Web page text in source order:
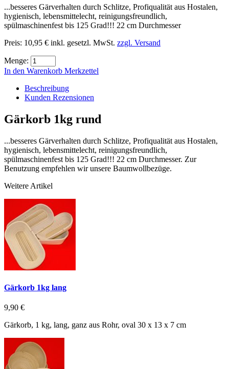
...besseres Gärverhalten durch Schlitze, Profiqualität aus Hostalen,
hygienisch, lebensmittelecht, reinigungsfreundlich,
spülmaschinenfest bis 125 Grad!!! 22 cm Durchmesser
Preis: 10,95 € inkl. gesetzl. MwSt. zzgl. Versand
Menge:
In den Warenkorb Merkzettel
Beschreibung
Kunden Rezensionen
Gärkorb 1kg rund
...besseres Gärverhalten durch Schlitze, Profiqualität aus Hostalen,
hygienisch, lebensmittelecht, reinigungsfreundlich,
spülmaschinenfest bis 125 Grad!!! 22 cm Durchmesser. Zur
Benutzung empfehlen wir unsere Baumwollbezüge.
Weitere Artikel
Gärkorb 1kg lang
9,90 €
Gärkorb, 1 kg, lang, ganz aus Rohr, oval 30 x 13 x 7 cm